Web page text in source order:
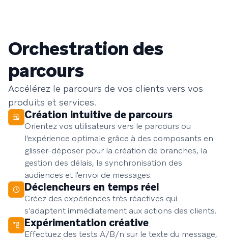
Orchestration des
parcours
Accélérez le parcours de vos clients vers vos
produits et services.
Création intuitive de parcours
Orientez vos utilisateurs vers le parcours ou
l'expérience optimale grâce à des composants en
glisser-déposer pour la création de branches, la
gestion des délais, la synchronisation des
audiences et l'envoi de messages.
Déclencheurs en temps réel
Créez des expériences très réactives qui
s’adaptent immédiatement aux actions des clients.
Expérimentation créative
Effectuez des tests A/B/n sur le texte du message,